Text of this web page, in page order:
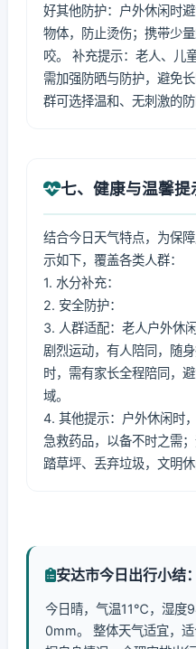
好其他防护：户外休闲时
物体，防止烫伤；携带少
咬。 补充提示：老人、儿
需加强防晒与防护，避免
群可选择温和、无刺激的防
七、健康与温馨提
结合今日天气特点，为保
示如下，覆盖各类人群：
1. 水分补充：
2. 安全防护：
3. 人群适配：老人户外休
剧烈运动，有人陪同，随
时，需有家长全程陪同，
域。
4. 其他提示：户外休闲时
急救药品，以备不时之需
踏草坪、丢弃垃圾，文明休
安达市今日出行小结：
今日晴，气温11℃，湿度
0mm。 整体天气适宜，